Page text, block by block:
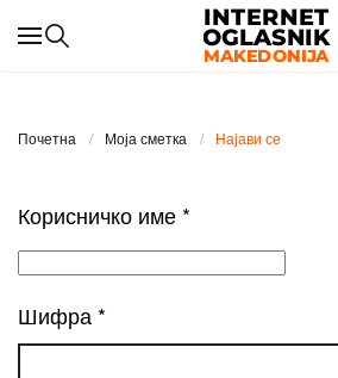
Skip to main content
Почетна Моја сметка Најави се
Корисничко име *
Шифра *